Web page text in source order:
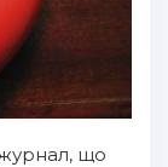
журнал, що